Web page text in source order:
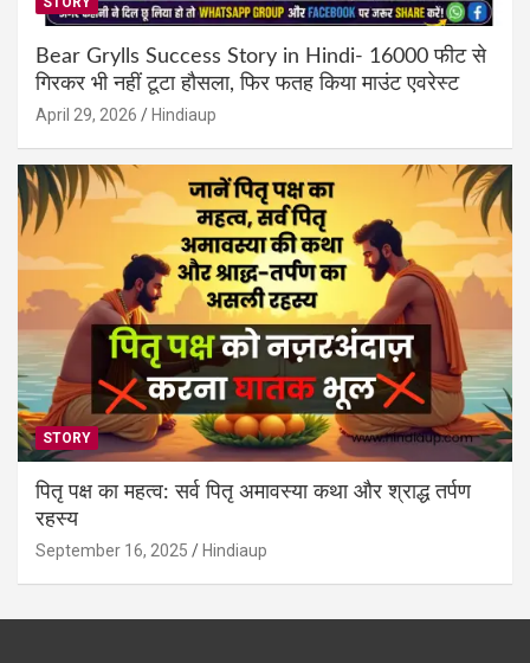
Bear Grylls Success Story in Hindi- 16000 फीट से
गिरकर भी नहीं टूटा हौसला, फिर फतह किया माउंट एवरेस्ट
April 29, 2026 Hindiaup
STORY
पितृ पक्ष का महत्व: सर्व पितृ अमावस्या कथा और श्राद्ध तर्पण
रहस्य
September 16, 2025 Hindiaup